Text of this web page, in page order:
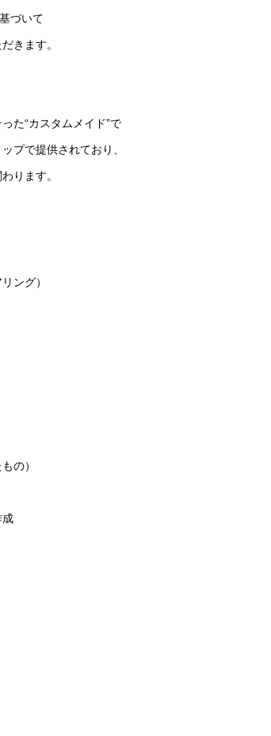
づいて
きます。
た“カスタムメイド”で
プで提供されており、
ります。
ング）
の）
成